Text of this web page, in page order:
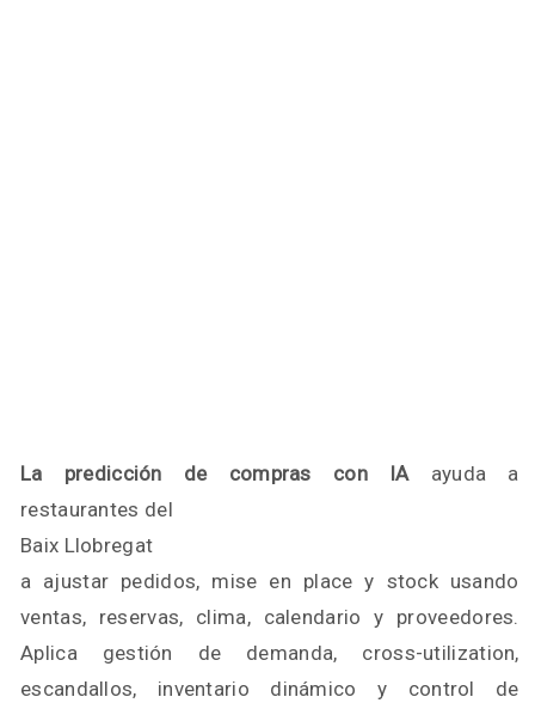
La predicción de compras con IAayuda a
restaurantes del
Baix Llobregat
a ajustar pedidos, mise en place y stock usando
ventas, reservas, clima, calendario y proveedores.
Aplica gestión de demanda, cross-utilization,
escandallos, inventario dinámico y control de